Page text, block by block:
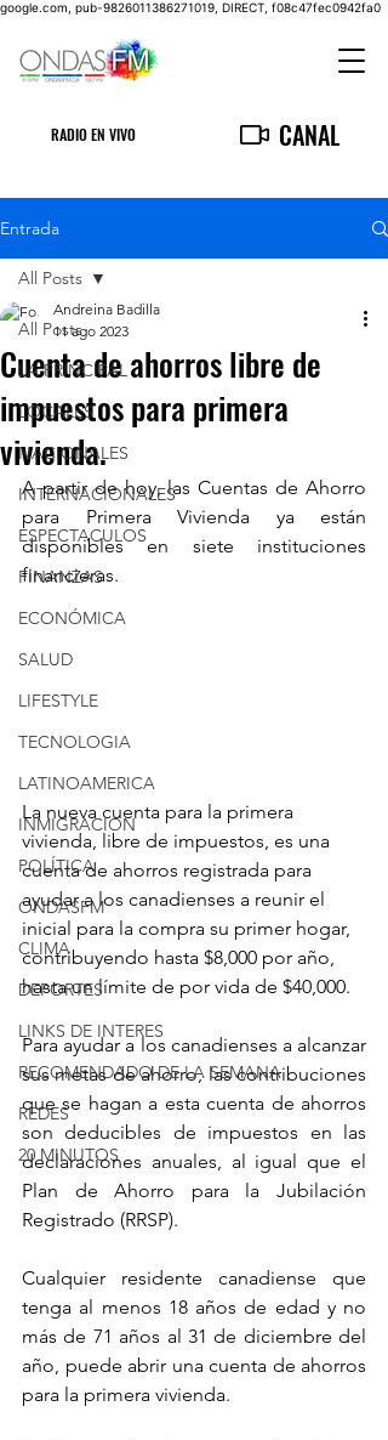
google.com, pub-9826011386271019, DIRECT, f08c47fec0942fa0
RADIO EN VIVO CANAL
Entrada
All Posts
LA PRINCIPAL
LOCALES
NACIONALES
INTERNACIONALES
ESPECTACULOS
FINANZAS
ECONÓMICA
SALUD
LIFESTYLE
TECNOLOGIA
LATINOAMERICA
INMIGRACION
POLÍTICA
ONDASFM
CLIMA
DEPORTES
LINKS DE INTERES
RECOMENDADO DE LA SEMANA
REDES
20 MINUTOS
All Posts
Cuenta de ahorros libre de
impuestos para primera
vivienda.
Andreina Badilla
11 ago 2023
A partir de hoy, las Cuentas de Ahorro
para Primera Vivienda ya están
disponibles en siete instituciones
financieras.
La nueva cuenta para la primera
vivienda, libre de impuestos, es una
cuenta de ahorros registrada para
ayudar a los canadienses a reunir el
inicial para la compra su primer hogar,
contribuyendo hasta $8,000 por año,
hasta un límite de por vida de $40,000.
Para ayudar a los canadienses a alcanzar
sus metas de ahorro, las contribuciones
que se hagan a esta cuenta de ahorros
son deducibles de impuestos en las
declaraciones anuales, al igual que el
Plan de Ahorro para la Jubilación
Registrado (RRSP).
Cualquier residente canadiense que
tenga al menos 18 años de edad y no
más de 71 años al 31 de diciembre del
año, puede abrir una cuenta de ahorros
para la primera vivienda.